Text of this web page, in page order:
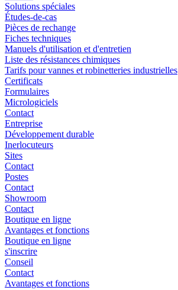
Solutions spéciales
Études-de-cas
Pièces de rechange
Fiches techniques
Manuels d'utilisation et d'entretien
Liste des résistances chimiques
Tarifs pour vannes et robinetteries industrielles
Certificats
Formulaires
Micrologiciels
Contact
Entreprise
Développement durable
Inerlocuteurs
Sites
Contact
Postes
Contact
Showroom
Contact
Boutique en ligne
Avantages et fonctions
Boutique en ligne
s'inscrire
Conseil
Contact
Avantages et fonctions